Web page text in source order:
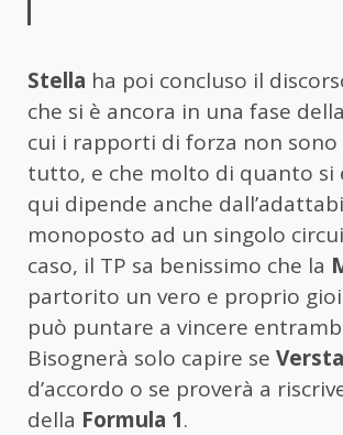
Stella ha poi concluso il
che si è ancora in una fase
cui i rapporti di forza non sono
tutto, e che molto di quanto si
qui dipende anche
monoposto ad un singolo
caso, il TP sa benissimo che la
partorito un vero e proprio
può puntare a vincere
Bisognerà solo capire se
d’accordo o se proverà a
della Formula 1.